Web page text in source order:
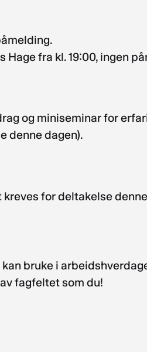
fra kl. 19:00, ingen
og miniseminar for
denne dagen).
for deltakelse
bruke i
fagfeltet som du!